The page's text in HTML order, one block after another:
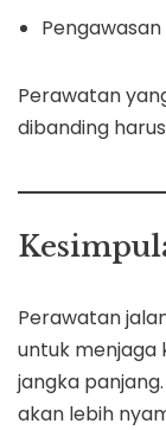
Perawatan
dibanding
Perawatan
untuk menjaga
jangka
akan lebih